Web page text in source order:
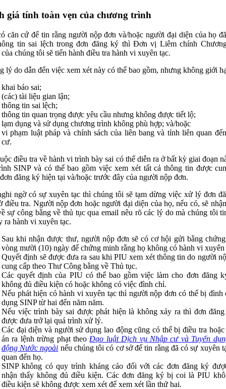
giá tính toàn vẹn của chương trình
căn cứ để tin rằng người nộp đơn và/hoặc người đại diện của họ
tin sai lệch trong đơn đăng ký thì Đơn vị Liêm chính
chúng tôi sẽ tiến hành điều tra hành vi xuyên tạc.
lý do dẫn đến việc xem xét này có thể bao gồm, nhưng không giới
khai báo sai;
(các) tài liệu gian lận;
thông tin sai lệch;
thông tin quan trọng được yêu cầu nhưng không được tiết lộ;
lạm dụng và sử dụng chương trình không phù hợp; và/hoặc
vi phạm luật pháp và chính sách của liên bang và tỉnh liên quan
cư.
điều tra về hành vi trình bày sai có thể diễn ra ở bất kỳ giai đoạn
SINP và có thể bao gồm việc xem xét tất cả thông tin được
đăng ký hiện tại và/hoặc trước đây của người nộp đơn.
ngờ có sự xuyên tạc thì chúng tôi sẽ tạm dừng việc xử lý đơn
điều tra. Người nộp đơn hoặc người đại diện của họ, nếu có, sẽ
sự công bằng về thủ tục qua email nêu rõ các lý do mà chúng tôi
ra hành vi xuyên tạc.
Sau khi nhận được thư, người nộp đơn sẽ có cơ hội gửi bằng
vòng mười (10) ngày để chứng minh rằng họ không có hành vi xuyên
Quyết định sẽ được đưa ra sau khi PIU xem xét thông tin do người
cung cấp theo Thư Công bằng về Thủ tục.
Các quyết định của PIU có thể bao gồm việc làm cho đơn đăng
không đủ điều kiện có hoặc không có việc đình chỉ.
Nếu phát hiện có hành vi xuyên tạc thì người nộp đơn có thể bị đình
dụng SINP từ hai đến năm năm.
Nếu việc trình bày sai được phát hiện là không xảy ra thì đơn
được đưa trở lại quá trình xử lý.
Các đại diện và người sử dụng lao động cũng có thể bị điều tra
án ra lệnh trừng phạt theoĐạo luật Dịch vụ Nhập cư và Tuyển
động Nước ngoài nếu chúng tôi có cơ sở để tin rằng đã có sự xuyên
quan đến họ.
SINP không có quy trình kháng cáo đối với các đơn đăng ký
nhận thấy không đủ điều kiện. Các đơn đăng ký bị coi là PIU
điều kiện sẽ không được xem xét để xem xét lần thứ hai.